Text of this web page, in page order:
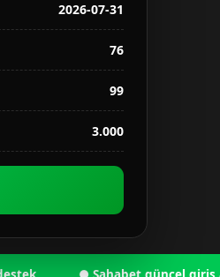
2026-07-31
76
99
3.000